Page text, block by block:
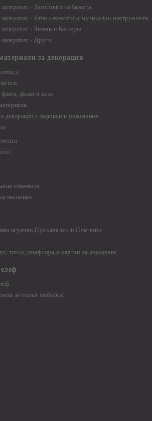
шперплат - Заготовки за бижута
шперплат - Етно елементи и музикални инструменти
шперплат - Зимни и Коледни
шперплат - Други
за декорация
филц, фоам и плат
декорации с надписи и пожелания
елементи
часовник
играчки,Пухкава тел и Помпони
тиксо, пиафлора и хартии за опаковане
за топъл ембосинг